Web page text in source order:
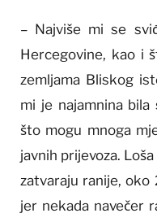
– Najviše mi se
Hercegovine, kao i
zemljama Bliskog
mi je najamnina
što mogu mnoga
javnih prijevoza.
zatvaraju ranije, oko
jer nekada navečer